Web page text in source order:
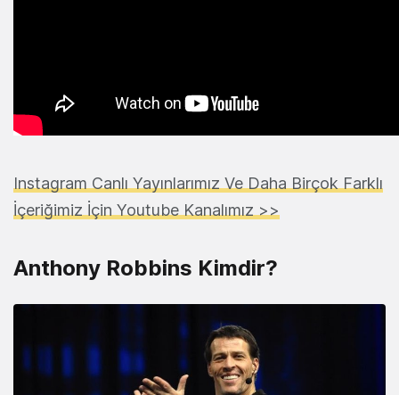
Instagram Canlı Yayınlarımız Ve Daha Birçok Farklı
İçeriğimiz İçin Youtube Kanalımız >>
Anthony Robbins Kimdir?